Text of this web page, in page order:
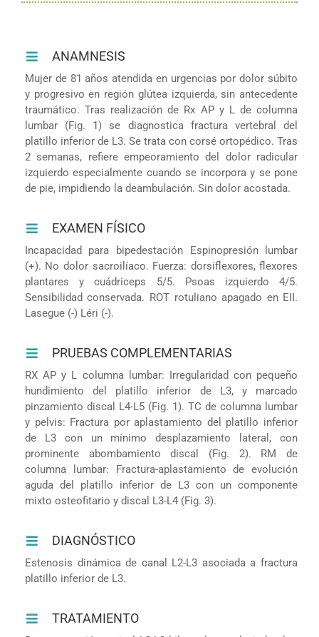
ANAMNESIS
Mujer de 81 años atendida en urgencias por dolor súbito
y progresivo en región glútea izquierda, sin antecedente
traumático. Tras realización de Rx AP y L de columna
lumbar (Fig. 1) se diagnostica fractura vertebral del
platillo inferior de L3. Se trata con corsé ortopédico. Tras
2 semanas, refiere empeoramiento del dolor radicular
izquierdo especialmente cuando se incorpora y se pone
de pie, impidiendo la deambulación. Sin dolor acostada.
EXAMEN FÍSICO
Incapacidad para bipedestación Espinopresión lumbar
(+). No dolor sacroilíaco. Fuerza: dorsiflexores, flexores
plantares y cuádriceps 5/5. Psoas izquierdo 4/5.
Sensibilidad conservada. ROT rotuliano apagado en EII.
Lasegue (-) Léri (-).
PRUEBAS COMPLEMENTARIAS
RX AP y L columna lumbar: Irregularidad con pequeño
hundimiento del platillo inferior de L3, y marcado
pinzamiento discal L4-L5 (Fig. 1). TC de columna lumbar
y pelvis: Fractura por aplastamiento del platillo inferior
de L3 con un mínimo desplazamiento lateral, con
prominente abombamiento discal (Fig. 2). RM de
columna lumbar: Fractura-aplastamiento de evolución
aguda del platillo inferior de L3 con un componente
mixto osteofitario y discal L3-L4 (Fig. 3).
DIAGNÓSTICO
Estenosis dinámica de canal L2-L3 asociada a fractura
platillo inferior de L3.
TRATAMIENTO